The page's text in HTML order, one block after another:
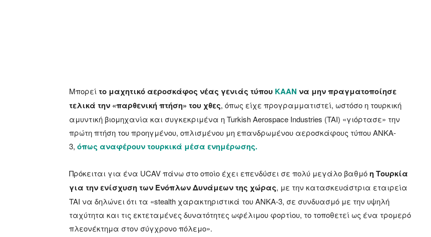
Μπορεί το μαχητικό αεροσκάφος νέας γενιάς τύπου KAAN να μην πραγματοποίησε
τελικά την «παρθενική πτήση» του χθες, όπως είχε προγραμματιστεί, ωστόσο η τουρκική
αμυντική βιομηχανία και συγκεκριμένα η Turkish Aerospace Industries (TAI) «γιόρτασε» την
πρώτη πτήση του προηγμένου, οπλισμένου μη επανδρωμένου αεροσκάφους τύπου ANKA-
3, όπως αναφέρουν τουρκικά μέσα ενημέρωσης.
Πρόκειται για ένα UCAV πάνω στο οποίο έχει επενδύσει σε πολύ μεγάλο βαθμό η Τουρκία
για την ενίσχυση των Ενόπλων Δυνάμεων της χώρας, με την κατασκευάστρια εταιρεία
TAI να δηλώνει ότι τα «stealth χαρακτηριστικά του ANKA-3, σε συνδυασμό με την υψηλή
ταχύτητα και τις εκτεταμένες δυνατότητες ωφέλιμου φορτίου, το τοποθετεί ως ένα τρομερό
πλεονέκτημα στον σύγχρονο πόλεμο».